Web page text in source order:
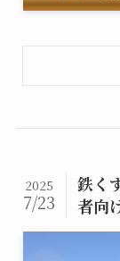
鉄く
者向
2025
7/23